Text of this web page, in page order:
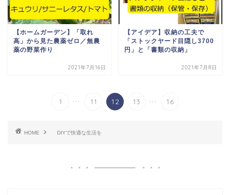
【ホームガーデン】「取れ
高」から見た農薬ゼロ／無農
薬の野菜作り
2021年7月16日
【アイデア】収納の工夫で
「ストックヤード目隠し3700
円」と「書類の収納」
2021年7月8日
1 ... 11 12 13 ... 16
HOME DIYで快適な生活を